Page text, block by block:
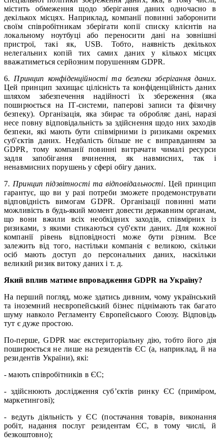
містить обмеження щодо зберігання даних одночасно в
декількох місцях. Наприклад, компанії повинні заборонити
своїм співробітникам зберігати копії списку клієнтів на
локальному ноутбуці або переносити дані на зовнішні
пристрої, такі як, USB. Тобто, наявність декількох
нелегальних копій тих самих даних у кількох місцях
вважатиметься серйозним порушенням GDPR.
6. Принцип конфіденційності та безпеки зберігання даних.
Цей принцип захищає цілісність та конфіденційність даних
шляхом забезпечення надійності їх збереження (яка
поширюється на ІТ-системи, паперові записи та фізичну
безпеку). Організація, яка збирає та обробляє дані, наразі
несе повну відповідальність за здійснення щодо них заходів
безпеки, які мають бути співмірними із ризиками окремих
суб'єктів даних. Недбалість більше не є виправданням за
GDPR, тому компанії повинні витрачати чималі ресурси
задля запобігання вчинення, як навмисних, так і
ненавмисних порушень у сфері обігу даних.
7. Принцип підзвітності та відповідальності. Цей принцип
гарантує, що ви у разі потреби зможете продемонструвати
відповідність вимогам GDPR. Організації повинні мати
можливість в будь-який момент довести державним органам,
що вони вжили всіх необхідних заходів, співмірних із
ризиками, з якими стикаються суб'єкти даних. Для кожної
компанії рівень відповідності може бути різним. Все
залежить від того, настільки компанія є великою, скільки
осіб мають доступ до персональних даних, наскільки
великий ризик витоку даних і т. д.
Який вплив матиме впровадження GDPR на Україну?
На перший погляд, може здатись дивним, чому український
та іноземний неєвропейський бізнес піднімають так багато
шуму навколо Регламенту Європейського Союзу. Відповідь
тут є дуже простою.
По-перше, GDPR має екстериторіальну дію, тобто його дія
поширюється не лише на резидентів ЄС (а, наприклад, й на
резидентів України), які:
- мають співробітників в ЄС;
- здійснюють дослідження суб’єктів ринку ЄС (приміром,
маркетингові);
- ведуть діяльність у ЄС (постачання товарів, виконання
робіт, надання послуг резидентам ЄС, в тому числі, й
безкоштовно);